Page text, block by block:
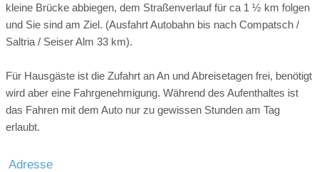
kleine Brücke abbiegen, dem Straßenverlauf für ca 1 ½ km folgen
und Sie sind am Ziel. (Ausfahrt Autobahn bis nach Compatsch /
Saltria / Seiser Alm 33 km).
Für Hausgäste ist die Zufahrt an An und Abreisetagen frei, benötigt
wird aber eine Fahrgenehmigung. Während des Aufenthaltes ist
das Fahren mit dem Auto nur zu gewissen Stunden am Tag
erlaubt.
Adresse